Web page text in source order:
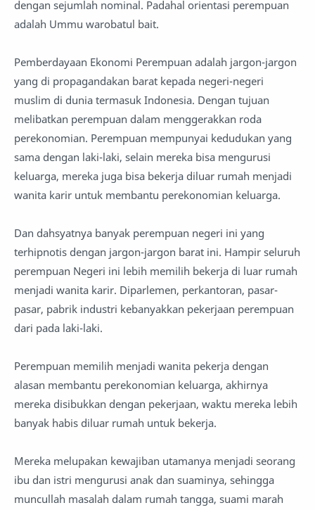
dengan sejumlah nominal. Padahal orientasi perempuan
adalah Ummu warobatul bait.
Pemberdayaan Ekonomi Perempuan adalah jargon-jargon
yang di propagandakan barat kepada negeri-negeri
muslim di dunia termasuk Indonesia. Dengan tujuan
melibatkan perempuan dalam menggerakkan roda
perekonomian. Perempuan mempunyai kedudukan yang
sama dengan laki-laki, selain mereka bisa mengurusi
keluarga, mereka juga bisa bekerja diluar rumah menjadi
wanita karir untuk membantu perekonomian keluarga.
Dan dahsyatnya banyak perempuan negeri ini yang
terhipnotis dengan jargon-jargon barat ini. Hampir seluruh
perempuan Negeri ini lebih memilih bekerja di luar rumah
menjadi wanita karir. Diparlemen, perkantoran, pasar-
pasar, pabrik industri kebanyakkan pekerjaan perempuan
dari pada laki-laki.
Perempuan memilih menjadi wanita pekerja dengan
alasan membantu perekonomian keluarga, akhirnya
mereka disibukkan dengan pekerjaan, waktu mereka lebih
banyak habis diluar rumah untuk bekerja.
Mereka melupakan kewajiban utamanya menjadi seorang
ibu dan istri mengurusi anak dan suaminya, sehingga
muncullah masalah dalam rumah tangga, suami marah